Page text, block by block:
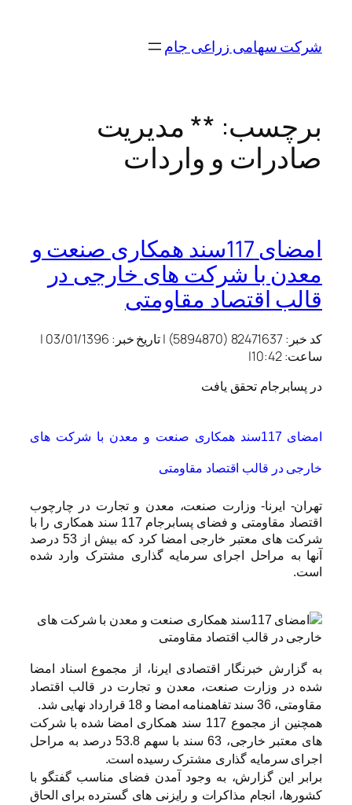
محتواشرکت سهامی زراعی جام
برچسب: ** مدیریت
صادرات و واردات
امضای 117سند همکاری صنعت و
معدن با شرکت های خارجی در
قالب اقتصاد مقاومتی
کد خبر:82471637 (5894870)
|تاریخ خبر: 03/01/1396
|
ساعت: 10:42
|
در پسابرجام تحقق یافت
امضای 117سند همکاری صنعت و معدن با شرکت های
خارجی در قالب اقتصاد مقاومتی
تهران- ایرنا- وزارت صنعت، معدن و تجارت در چارچوب
اقتصاد مقاومتی و فضای پسابرجام 117 سند همکاری را با
شرکت های معتبر خارجی امضا کرد که بیش از 53 درصد
آنها به مراحل اجرای سرمایه گذاری مشترک وارد شده
است.
به گزارش خبرنگار اقتصادی ایرنا، از مجموع اسناد امضا
شده در وزارت صنعت، معدن و تجارت در قالب اقتصاد
مقاومتی، 36 سند تفاهمنامه امضا و 18 قرارداد نهایی شد.
همچنین از مجموع 117 سند همکاری امضا شده با شرکت
های معتبر خارجی، 63 سند با سهم 53.8 درصد به مراحل
اجرای سرمایه گذاری مشترک رسیده است.
برابر این گزارش، به وجود آمدن فضای مناسب گفتگو با
کشورها، انجام مذاکرات و رایزنی های گسترده برای الحاق